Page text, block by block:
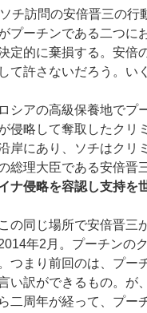
チ訪問の安倍晋三の行
プーチンである二つに
定的に棄損する。安倍
て許さないだろう。い
ロシアの高級保養地でプ
侵略して奪取したクリ
岸にあり、ソチはクリ
総理大臣である安倍晋
ナ侵略を容認し支持を
の同じ場所で安倍晋三
年2月。プーチンの
つまり前回のは、プー
い訳ができるもの。が
二周年が経って、プー